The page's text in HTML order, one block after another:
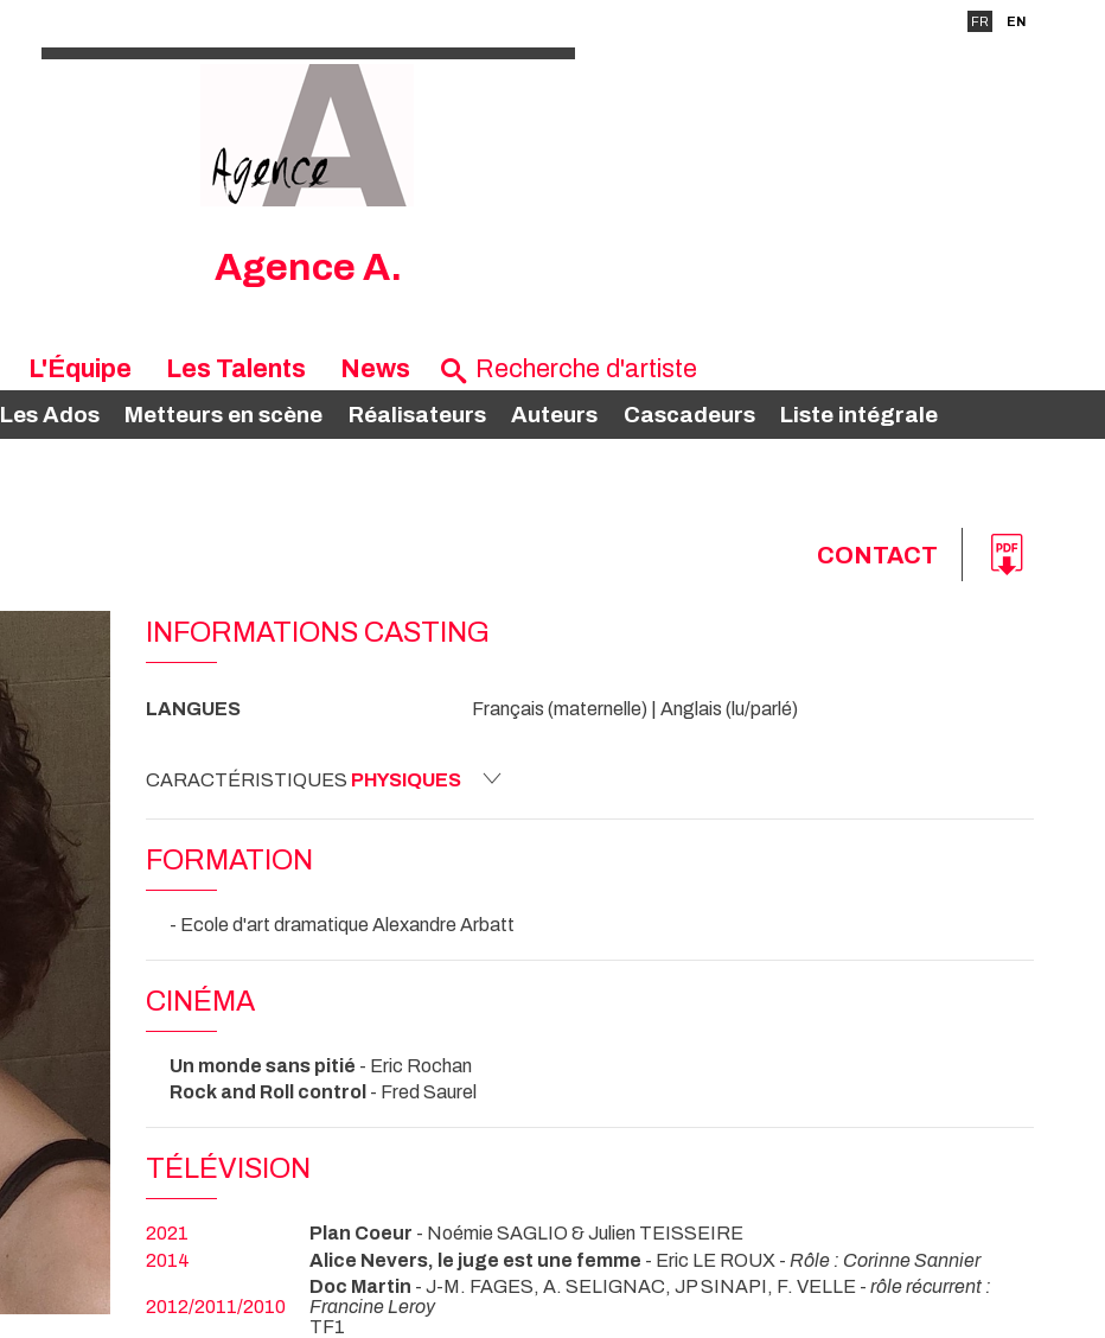
FR EN
Agence A.
L'Équipe Les Talents
Les Ados Metteurs en scène Réalisateurs Auteurs Cascadeurs Liste intégrale
News
CONTACT
INFORMATIONS CASTING
LANGUES Français (maternelle) | Anglais (lu/parlé)
CARACTÉRISTIQUES PHYSIQUES
FORMATION
- Ecole d'art dramatique Alexandre Arbatt
CINÉMA
Un monde sans pitié - Eric Rochan
Rock and Roll control - Fred Saurel
TÉLÉVISION
2021 Plan Coeur - Noémie SAGLIO & Julien TEISSEIRE
2014
Alice Nevers, le juge est une femme - Eric LE ROUX - Rôle : Corinne Sannier
2012/2011/2010
Doc Martin - J-M. FAGES, A. SELIGNAC, JP SINAPI, F. VELLE - rôle récurrent :
Francine Leroy
TF1